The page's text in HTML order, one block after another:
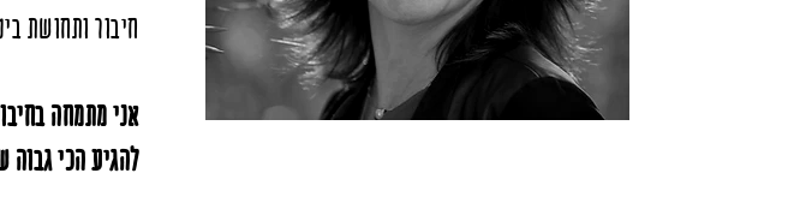
חיבור ותחושת
אני מתמחה
להגיע הכי